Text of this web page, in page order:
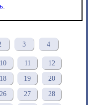
3 4
10 11 12
18 19 20
26 27 28